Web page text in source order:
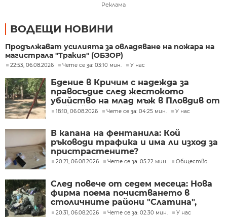
Реклама
ВОДЕЩИ НОВИНИ
Продължават усилията за овладяване на пожара на
магистрала "Тракия" (ОБЗОР)
22:53, 06.08.2026 Чете се за: 03:10 мин. У нас
Бдение в Кричим с надежда за
правосъдие след жестокото
убийство на млад мъж в Пловдив от
тийнейджъри
18:10, 06.08.2026 Чете се за: 04:25 мин. У нас
В капана на фентанила: Кой
ръководи трафика и има ли изход за
пристрастените?
20:21, 06.08.2026 Чете се за: 05:22 мин. Общество
След повече от седем месеца: Нова
фирма поема почистването в
столичните райони "Слатина",
"Подуяне" и "Изгрев"
20:31, 06.08.2026 Чете се за: 02:30 мин. У нас